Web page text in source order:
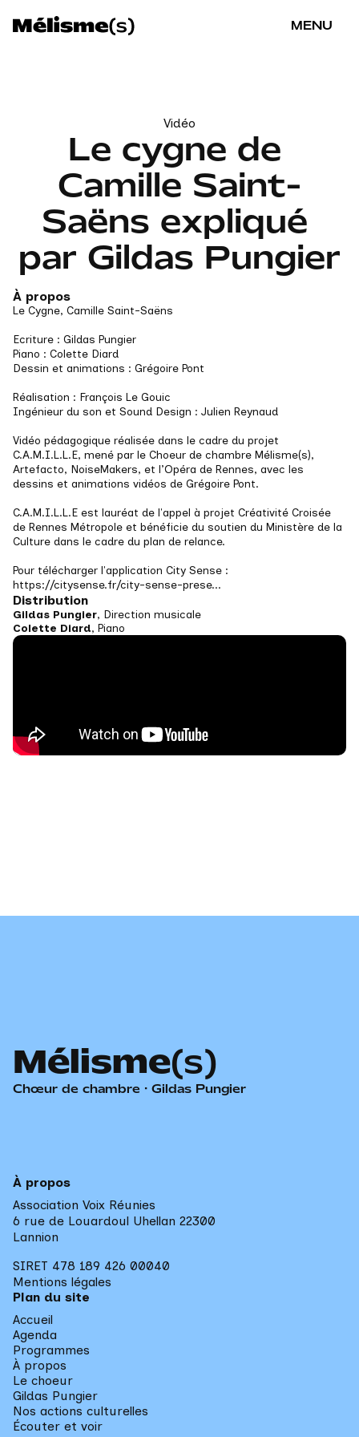
MENU
Vidéo
Le cygne de
Camille Saint-
Saëns expliqué
par Gildas Pungier
À propos
Le Cygne, Camille Saint-Saëns
Ecriture : Gildas Pungier
Piano : Colette Diard
Dessin et animations : Grégoire Pont
Réalisation : François Le Gouic
Ingénieur du son et Sound Design : Julien Reynaud
Vidéo pédagogique réalisée dans le cadre du projet
C.A.M.I.L.L.E, mené par le Choeur de chambre Mélisme(s),
Artefacto, NoiseMakers, et l’Opéra de Rennes, avec les
dessins et animations vidéos de Grégoire Pont.
C.A.M.I.L.L.E est lauréat de l'appel à projet Créativité Croisée
de Rennes Métropole et bénéficie du soutien du Ministère de la
Culture dans le cadre du plan de relance.
https://citysense.fr/city-sense-prese...
Distribution
Gildas Pungier, Direction musicale
Colette Diard, Piano
Mélisme(s)
Chœur de chambre · Gildas Pungier
À propos
Association Voix Réunies
6 rue de Louardoul Uhellan 22300
Lannion
SIRET 478 189 426 00040
Mentions légales
Plan du site
Accueil
Agenda
Programmes
À propos
Le choeur
Gildas Pungier
Nos actions culturelles
Écouter et voir